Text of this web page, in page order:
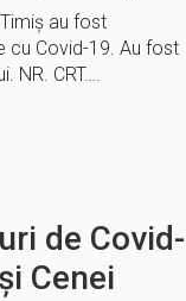
au fost
cu Covid-19. Au fost
NR. CRT….
de Covid-
Cenei